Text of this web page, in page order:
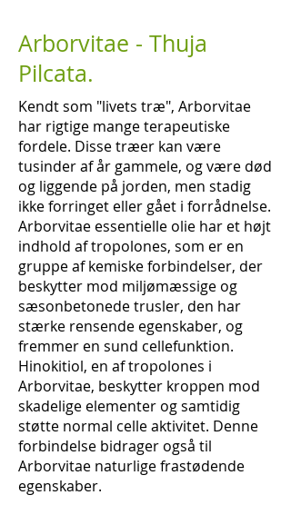
Arborvitae - Thuja
Pilcata.
Kendt som "livets træ", Arborvitae
har rigtige mange terapeutiske
fordele. Disse træer kan være
tusinder af år gammele, og være død
og liggende på jorden, men stadig
ikke forringet eller gået i forrådnelse.
Arborvitae essentielle olie har et højt
indhold af tropolones, som er en
gruppe af kemiske forbindelser, der
beskytter mod miljømæssige og
sæsonbetonede trusler, den har
stærke rensende egenskaber, og
fremmer en sund cellefunktion.
Hinokitiol, en af ​​tropolones i
Arborvitae, beskytter kroppen mod
skadelige elementer og samtidig
støtte normal celle aktivitet. Denne
forbindelse bidrager også til
Arborvitae naturlige frastødende
egenskaber.